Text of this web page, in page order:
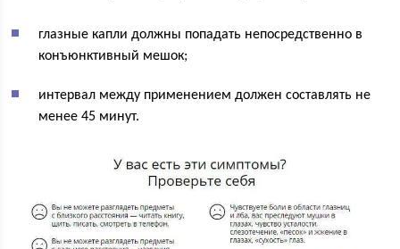
глазные капли должны попадать непосредственно в
конъюнктивный мешок;
интервал между применением должен составлять не
менее 45 минут.